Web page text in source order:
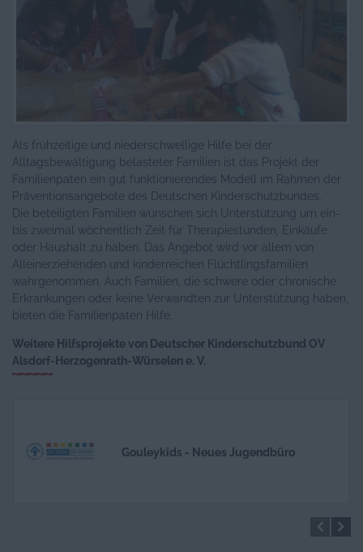
Als frühzeitige und niederschwellige Hilfe bei der
Alltagsbewältigung belasteter Familien ist das Projekt der
Familienpaten ein gut funktionierendes Modell im Rahmen der
Präventionsangebote des Deutschen Kinderschutzbundes.
Die beteiligten Familien wünschen sich Unterstützung um ein-
bis zweimal wöchentlich Zeit für Therapiestunden, Einkäufe
oder Haushalt zu haben. Das Angebot wird vor allem von
Alleinerziehenden und kinderreichen Flüchtlingsfamilien
wahrgenommen. Auch Familien, die schwere oder chronische
Erkrankungen oder keine Verwandten zur Unterstützung haben,
bieten die Familienpaten Hilfe.
Weitere Hilfsprojekte von Deutscher Kinderschutzbund OV
Alsdorf-Herzogenrath-Würselen e. V.
Gouleykids - Neues Jugendbüro